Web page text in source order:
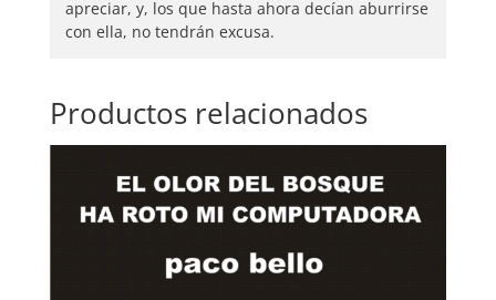
apreciar, y, los que hasta ahora decían aburrirse
con ella, no tendrán excusa.
Productos relacionados